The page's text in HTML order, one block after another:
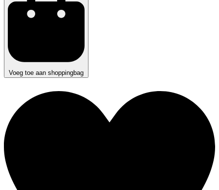
Voeg toe aan shoppingbag